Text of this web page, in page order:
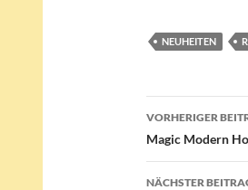
NEUHEITEN
VORHERIGER
Magic Modern
NÄCHSTER